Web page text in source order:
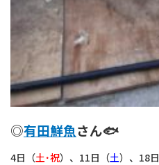
◎有田鮮魚さん🐟
4日（土･祝）、11日（土）、18日